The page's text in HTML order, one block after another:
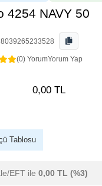
4254 NAVY 50
8039265233528
(0) YorumYorum Yap
0,00 TL
Tablosu
EFT ile 0,00 TL (%3)